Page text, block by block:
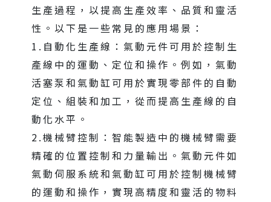
生產過程，以提高生產效率、品質和靈活
性。以下是一些常見的應用場景：
1.自動化生產線：氣動元件可用於控制生
產線中的運動、定位和操作。例如，氣動
活塞泵和氣動缸可用於實現零部件的自動
定位、組裝和加工，從而提高生產線的自
動化水平。
2.機械臂控制：智能製造中的機械臂需要
精確的位置控制和力量輸出。氣動元件如
氣動伺服系統和氣動缸可用於控制機械臂
的運動和操作，實現高精度和靈活的物料